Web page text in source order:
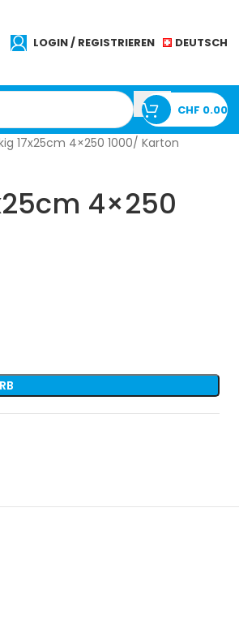
LOGIN / REGISTRIEREN DEUTSCH
CHF 0.00
17x25cm 4×250 1000/ Karton
4×250